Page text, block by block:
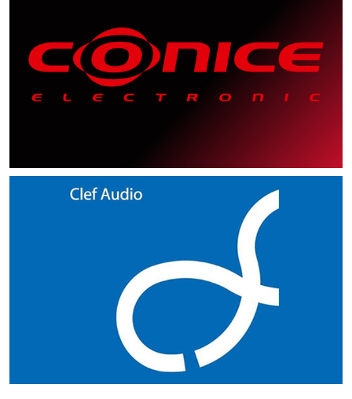
แหลมจริงหรือไม่ และถ้าขาดเราจะเพิ่ม ซูเปอร์ทวีตเตอร์ของ
แบรนด์ใดเข้าไปในระบบจึงจะเหมาะที่สุด โดยไม่ทำให้บุคลิกดั้งเดิม
ของลำโพงหลักนั้นเปลี่ยนแปลงไป แบบที่สอง การ
เล่นในระบบสเตอริโอเชิงซ้อน แบบเพิ่ม Active Sub-Woofer
หนึ่งก็มีการแอนตี้ ว่าไม่ดี อีกทางสายหนึ่งก็เปิดรับว่าเป็นการ
เสริมย่านความถี่เสียงต่ำ ที่ทำให้ระบบนั้น สมบูรณ์แบบมากยิ่งขึ้น
อย่างไรก็ตามในฐานะผมเป็นนักเล่นซึ่งมีโอกาสได้ใกล้
ชิดกับเสียงดนตรีจริงที่เวทีคอนเสิร์ต ในคอนเสิร์ตฮอลล์ รวมถึง
ลงไปทำงาน ในห้องบันทึกเสียง กับ Sound Engineer ซึ่งเป็น
ผู้บันทึกเสียงเพลงต่างๆ ให้เราได้ฟัง อยากจะเสนอ
ความคิดเห็นว่า หากวัดด้วยอัตราส่วนการย่อสเกลดนตรีจริง ลง
มาอยู่ในห้องฟัง สิ่งใดก็ตามที่เกิดขึ้นในระบบเสียงนั้น - หากขาด
เราก็สามารถเติมเข้าไปได้ - หรือสิ่งใดที่พอดีอยู่แล้วก็ไม่ควรจะ
เสริมเข้าไป ทุกสิ่งอยู่ที่วิจารณญาณ และความพึงใจ
ของผู้ที่เป็นเจ้าของซิสเต็มเอง เราก็ต้องยอมรับกันว่า
ย่านความถี่เสียงต่ำลึกนั้นเป็นเรื่องที่เป็นปัญหามาตลอดสำหรับผู้ที่
ใช้ขับเสียง จะต้องรับสัญญาณผ่านมาจากตัวแอคทีฟ ครอส
โอเวอร์ Active Crossover Network ที่มีหน้าที่ในการช่วยตัด
แบ่งความถี่ ในแต่ละย่าน คือ High – Mid - Low
ระบบนี้ เป็นที่นิยมในกลุ่มนักเล่นประเภทไฮเอ็นด์ หรือออกแนว
ซีเรียสออดิโอ มาช้านาน แม้ปัจจุบันจะนิยมระบบสเตอริโอเชิงเดี่ยว
รอสโอเวอร์ เป็นตัวตัดแบ่งความถี่มาใช้สำหรับแอมปลิไฟร์ เช่น
B&W Nautilus เป็นต้น เป็นสิ่งที่น่าแปลกอยู่ไม่น้อยที่
ระบบซึ่งใช้อิเล็กทรอนิกส์ครอสโอเวอร์ตัดย่านความถี่ สู่เพาเวอร์
แอมป์หลายเครื่อง สำหรับขับลำโพงแยกกันดังกล่าวนี้ กลับมีใช้
อยู่ในระบบเครื่องเสียงงาน Professional และเครื่องเสียง
รถยนต์ มากกว่าเครื่องเสียงบ้าน การเล่นเครื่องเสียง
ปัจจุบันยังแบ่งออกเป็นการออกแบบระบบเสียงเฉพาะตัวอีก
ระหว่างการเล่นเครื่องเสียงสเตอริโอ เชิงเดี่ยว เบสิก กับวิธี
“การเสริมบน เสริมล่าง” ของย่านความถี่ นั่นคือ - เสริม
Super Tweeter (เสริมบน) - เสริม Active Subwoofer
(เสริมล่าง) บ้างก็เรียกวิถี การเล่นระบบเสียงออกเป็น ระบบ
2.0 Channel ระบบ 2.1 หรือ 2.2 Channel และไปไกลถึงการ
มากมาย ละลานตา ให้เลือกไขว่คว้า แต่ถ้าเข็มทิศ หรือเส้นทาง
คุณแม่น ก็จะไม่จมหายไปในทะเลนั้น จนกู่ไม่กลับ หรือไม่เลือกใน
สิ่งขัดแย้งกับความตั้งใจข้อแรกมา หลักคิดง่ายๆ
คือไม่ว่าอะไรก็ตาม ที่เกินไปจากทางสายกลาง ก็ให้ยับยั้งชั่งใจ
ให้คำนึงว่า ถ้าต้นฉบับเพลงจากสตูดิโอที่พยายามบันทึก
เสียงดนตรีให้เสมือนจริง เครื่องเสียงย่อมสมควรถ่ายทอดเสียง
นั้นออกมาโดยเที่ยงตรงเสมือนจริงด้วย และโดยส่วนใหญ่ผู้
บันทึกเสียงจะรักษาเนื้อความของดนตรีให้เป็นไปตามที่ศิลปินและ
โปรดิวเซอร์ต้องการ คือ Record มาดี Playback ก็
ควรจะดีตามต้นฉบับ ไม่ใช่มากกว่า หรือด้อยกว่า ต้นฉบับ
ระบบเครื่องเสียงทั้งซิสเต็ม ควรทำเสียงเหล่านั้น ออกมาให้
สมบูรณ์แบบ สังเกตง่ายๆ มันจะเป็นความลงตัวมากกว่าโดดเด่น
ด้านใดด้านหนึ่งเท่านั้น อะไรที่เกินพอดี แรกๆ คุณจะ
ฟังสนุกตื่นใจ แต่จะฟังไม่ได้นาน ก็จะเริ่มเครียด และตามมาด้วย
ข้อตำหนิในใจมากมายและชัดเจนในที่สุดครับ 3. เลือกทุกสิ่งใน
ขณะที่ใจผ่อนคลายเสมอ ต้องมีเวลาอย่างพอเพียง ไม่ใช่